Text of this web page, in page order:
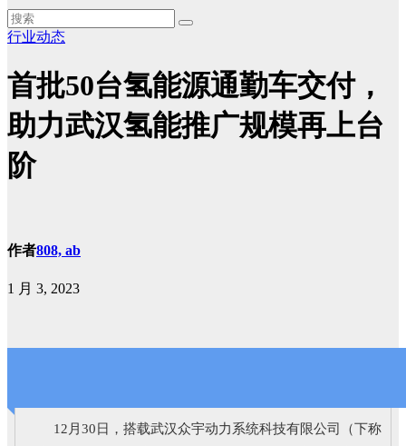
行业动态
首批50台氢能源通勤车交付，
助力武汉氢能推广规模再上台
阶
作者808, ab
1 月 3, 2023
12月30日，搭载武汉众宇动力系统科技有限公司（下称